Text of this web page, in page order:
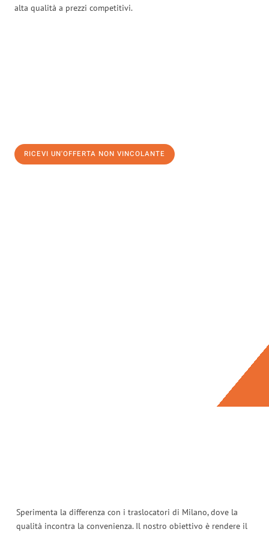
alta qualità a prezzi competitivi.
RICEVI UN'OFFERTA NON VINCOLANTE
Sperimenta la differenza con i traslocatori di Milano, dove la
qualità incontra la convenienza. Il nostro obiettivo è rendere il